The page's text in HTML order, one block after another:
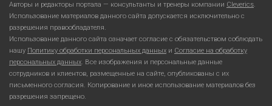
Авторы и редакторы портала — консультанты и тренеры компании Cleverics.
Использование материалов данного сайта допускается исключительно с
разрешения правообладателя.
Использование данного сайта означает согласие с обязательством соблюдать
нашу Политику обработки персональных данных и Согласие на обработку
персональных данных. Все изображения и персональные данные
сотрудников и клиентов, размещенные на сайте, опубликованы с их
письменного согласия. Копирование и иное использование материалов без
разрешения запрещено.